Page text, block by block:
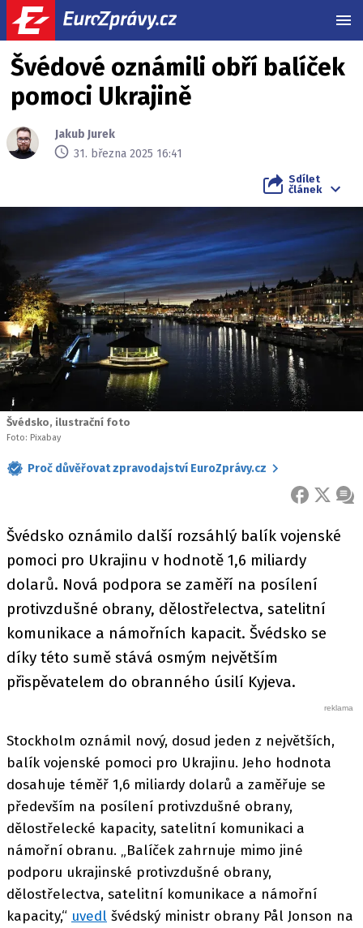
Švédové oznámili obří balíček
pomoci Ukrajině
Jakub Jurek
31. března 2025 16:41
Sdílet
článek
Švédsko, ilustrační foto
Foto: Pixabay
Proč důvěřovat zpravodajství EuroZprávy.cz
FACEBOOK
X
Švédsko oznámilo další rozsáhlý balík vojenské
pomoci pro Ukrajinu v hodnotě 1,6 miliardy
dolarů. Nová podpora se zaměří na posílení
protivzdušné obrany, dělostřelectva, satelitní
komunikace a námořních kapacit. Švédsko se
díky této sumě stává osmým největším
přispěvatelem do obranného úsilí Kyjeva.
Stockholm oznámil nový, dosud jeden z největších,
balík vojenské pomoci pro Ukrajinu. Jeho hodnota
dosahuje téměř 1,6 miliardy dolarů a zaměřuje se
především na posílení protivzdušné obrany,
dělostřelecké kapacity, satelitní komunikaci a
námořní obranu. „Balíček zahrnuje mimo jiné
podporu ukrajinské protivzdušné obrany,
dělostřelectva, satelitní komunikace a námořní
kapacity,“ uvedl švédský ministr obrany Pål Jonson na